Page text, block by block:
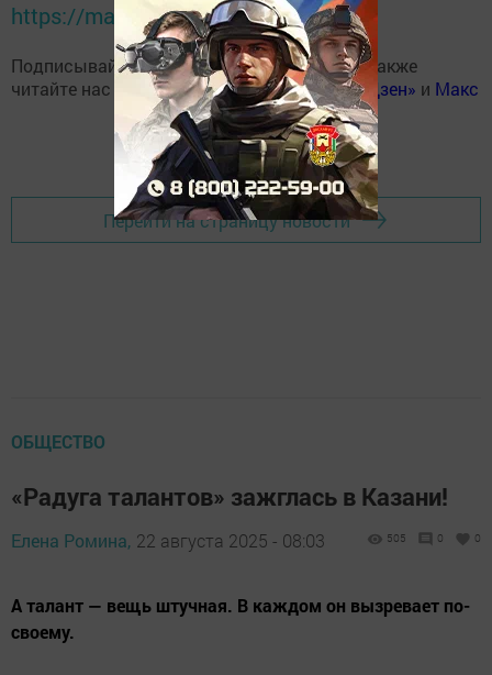
https://max.ru/tatmedia
Подписывайтесь на нашTelegram-канал, а также
читайте нас
Вконтакте,Одноклассниках,«Дзен» и Макс
Перейти на страницу новости
ОБЩЕСТВО
«Радуга талантов» зажглась в Казани!
Елена Ромина, 22 августа 2025 - 08:03 505 0 0
А талант — вещь штучная. В каждом он вызревает по-
своему.